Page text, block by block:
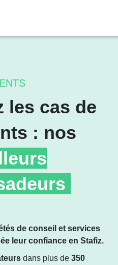
les cas de
: nos
de conseil et services
leur confiance en Stafiz.
dans plus de 350